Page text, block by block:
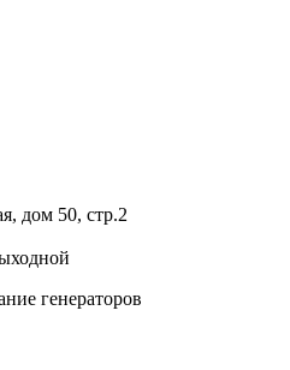
дом 50, стр.2
генераторов